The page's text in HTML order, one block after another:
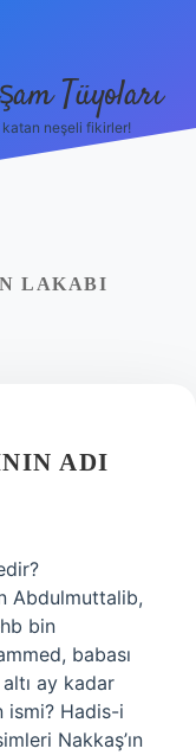
Tüyoları
neşeli fikirler!
LAKABI
ADI
Abdulmuttalib,
bin
babası
ay kadar
ismi? Hadis-i
Nakkaş’ın